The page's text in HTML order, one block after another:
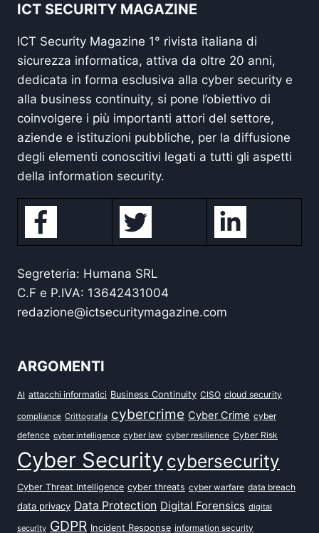
ICT SECURITY MAGAZINE
ICT Security Magazine 1° rivista italiana di
sicurezza informatica, attiva da oltre 20 anni,
dedicata in forma esclusiva alla cyber security e
alla business continuity, si pone l’obiettivo di
coinvolgere i più importanti attori del settore,
aziende e istituzioni pubbliche, per la diffusione
degli elementi conoscitivi legati a tutti gli aspetti
della information security.
Segreteria: Humana SRL
C.F e P.IVA: 13642431004
redazione@ictsecuritymagazine.com
ARGOMENTI
AI attacchi informatici Business Continuity CISO cloud security
compliance Crittografia cybercrime Cyber Crime cyber
defence cyber intelligence cyber law cyber resilience Cyber Risk
Cyber Security cybersecurity
Cyber Threat Intelligence cyber threats cyber warfare data breach
data privacy Data Protection Digital Forensics digital
security GDPR Incident Response information security